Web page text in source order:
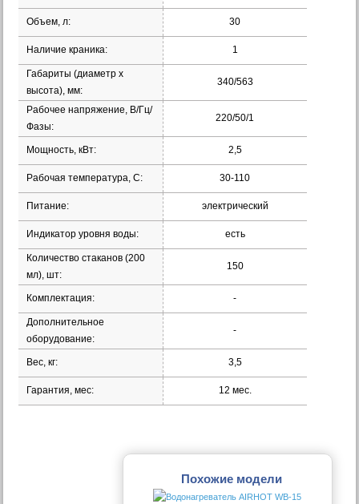
Объем, л: 30
Наличие краника: 1
Габариты (диаметр х
высота), мм:
340/563
Рабочее напряжение, В/Гц/
Фазы:
220/50/1
Мощность, кВт: 2,5
Рабочая температура, С: 30-110
Питание: электрический
Индикатор уровня воды: есть
Количество стаканов (200
мл), шт:
150
Комплектация: -
Дополнительное
оборудование:
-
Вес, кг: 3,5
Гарантия, мес: 12 мес.
Похожие модели